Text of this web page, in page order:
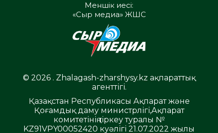
Меншік иесі:
«Сыр медиа» ЖШС
© 2026 . Zhalagash-zharshysy.kz ақпараттық
агенттігі.
Қазақстан Республикасы Ақпарат және
Қоғамдық даму министрлігі,Ақпарат
комитетінің тіркеу туралы №
KZ91VPY00052420 куәлігі 21.07.2022 жылы